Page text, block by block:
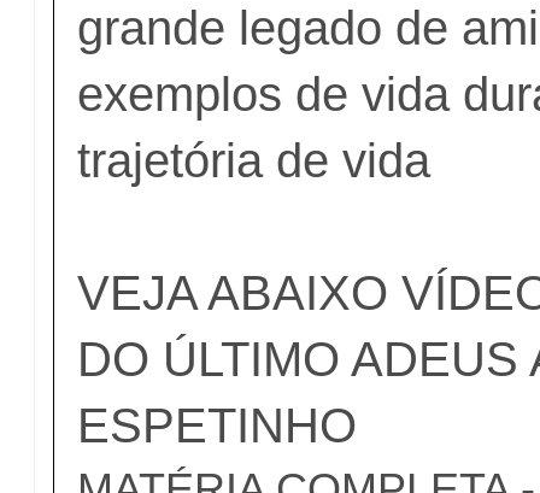
grande legado de
exemplos de vida
trajetória de vida
VEJA ABAIXO
DO ÚLTIMO ADEUS
ESPETINHO